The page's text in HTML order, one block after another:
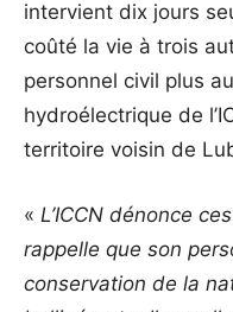
intervient dix jours
coûté la vie à trois
personnel civil plus
hydroélectrique de
territoire voisin de
« L’ICCN dénonce
rappelle que son
conservation de la